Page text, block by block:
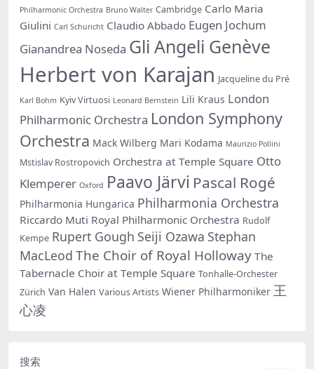
Philharmonic Orchestra Bruno Walter Cambridge Carlo Maria
Giulini Carl Schuricht Claudio Abbado Eugen Jochum
Gianandrea Noseda Gli Angeli Genève
Herbert von Karajan Jacqueline du Pré
Karl Bohm Kyiv Virtuosi Leonard Bernstein Lili Kraus London
Philharmonic Orchestra London Symphony
Orchestra Mack Wilberg Mari Kodama Maurizio Pollini
Mstislav Rostropovich Orchestra at Temple Square Otto
Klemperer Oxford Paavo Järvi Pascal Rogé
Philharmonia Hungarica Philharmonia Orchestra
Riccardo Muti Royal Philharmonic Orchestra Rudolf
Kempe Rupert Gough Seiji Ozawa Stephan
MacLeod The Choir of Royal Holloway The
Tabernacle Choir at Temple Square Tonhalle-Orchester
Zürich Van Halen Various Artists Wiener Philharmoniker 王
心凌
搜索